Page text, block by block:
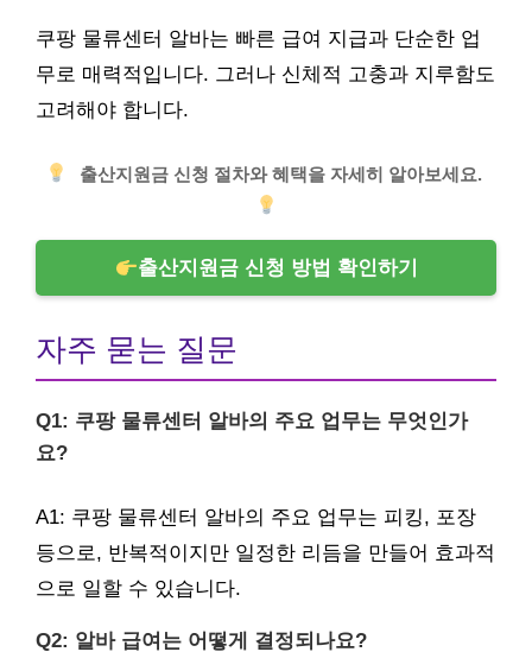
쿠팡 물류센터 알바는 빠른 급여 지급과 단순한 업
무로 매력적입니다. 그러나 신체적 고충과 지루함도
고려해야 합니다.
출산지원금 신청 절차와 혜택을 자세히 알아보세요.
출산지원금 신청 방법 확인하기
자주 묻는 질문
Q1: 쿠팡 물류센터 알바의 주요 업무는 무엇인가
요?
A1: 쿠팡 물류센터 알바의 주요 업무는 피킹, 포장
등으로, 반복적이지만 일정한 리듬을 만들어 효과적
으로 일할 수 있습니다.
Q2: 알바 급여는 어떻게 결정되나요?